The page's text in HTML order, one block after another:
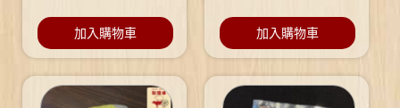
加入購物車 加入購物車